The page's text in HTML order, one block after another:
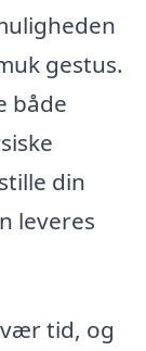
gestus.
både
din
leveres
tid, og